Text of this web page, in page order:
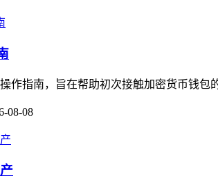
作指南，旨在帮助初次接触加密货币钱
08-08